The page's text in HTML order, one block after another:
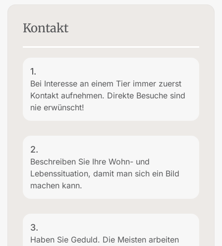
Kontakt
1.
Bei Interesse an einem Tier immer zuerst
Kontakt aufnehmen. Direkte Besuche sind
nie erwünscht!
2.
Beschreiben Sie Ihre Wohn- und
Lebenssituation, damit man sich ein Bild
machen kann.
3.
Haben Sie Geduld. Die Meisten arbeiten